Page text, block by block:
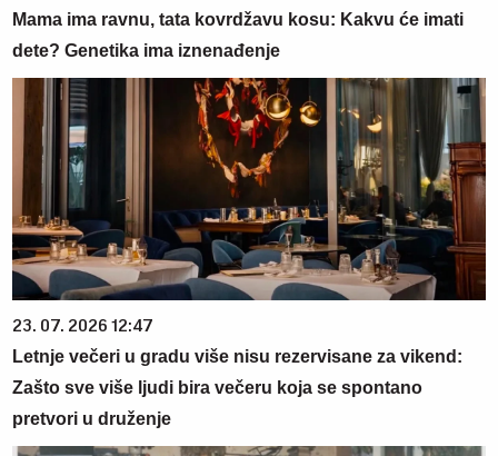
Mama ima ravnu, tata kovrdžavu kosu: Kakvu će imati
dete? Genetika ima iznenađenje
23. 07. 2026 12:47
Letnje večeri u gradu više nisu rezervisane za vikend:
Zašto sve više ljudi bira večeru koja se spontano
pretvori u druženje